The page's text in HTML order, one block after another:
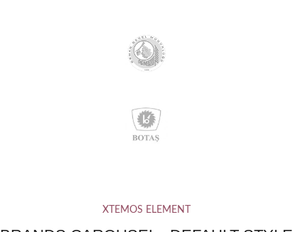
XTEMOS ELEMENT